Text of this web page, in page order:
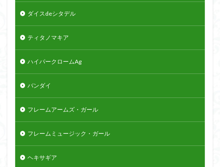
ダイスdeシタデル
ティタノマキア
ハイパークロームAg
バンダイ
フレームアームズ・ガール
フレームミュージック・ガール
ヘキサギア